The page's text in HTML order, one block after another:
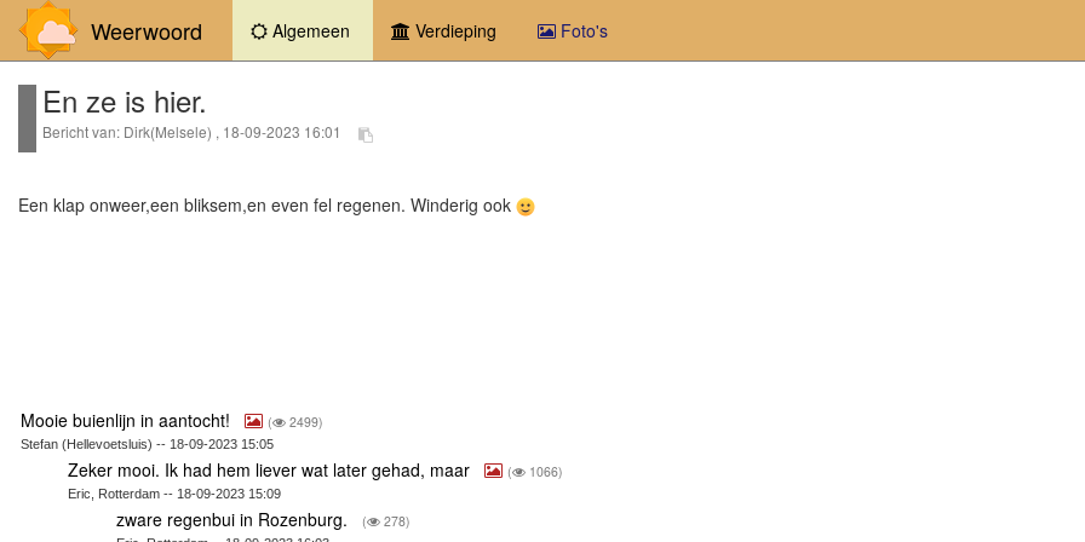
Weerwoord Algemeen (current)Verdieping Foto's
En ze is hier.
Bericht van: Dirk(Melsele) , 18-09-2023 16:01
Een klap onweer,een bliksem,en even fel regenen. Winderig ook
Mooie buienlijn in aantocht! ( 2499)
Stefan (Hellevoetsluis) -- 18-09-2023 15:05
Zeker mooi. Ik had hem liever wat later gehad, maar ( 1066)
Eric, Rotterdam -- 18-09-2023 15:09
zware regenbui in Rozenburg. ( 278)